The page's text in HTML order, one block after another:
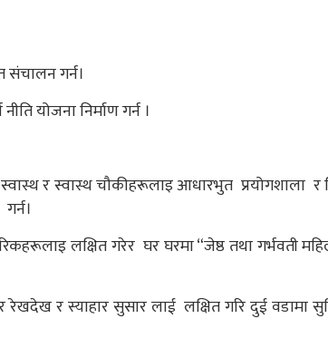
संचालन गर्न।
योजना निर्माण गर्न ।
र स्वास्थ चौकीहरूलाइ आधारभुत प्रयोगशाला र
लक्षित गरेर घर घरमा “जेष्ठ तथा गर्भवती
रेखदेख र स्याहार सुसार लाई लक्षित गरि दुई वडामा